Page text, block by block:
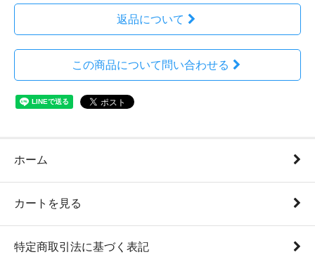
返品について
この商品について問い合わせる
ホーム
カートを見る
特定商取引法に基づく表記